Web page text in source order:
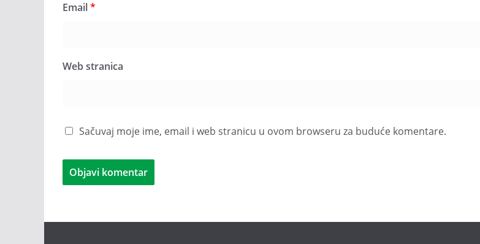
Email*
Web stranica
Sačuvaj moje ime, email i web stranicu u ovom browseru za buduće komentare.